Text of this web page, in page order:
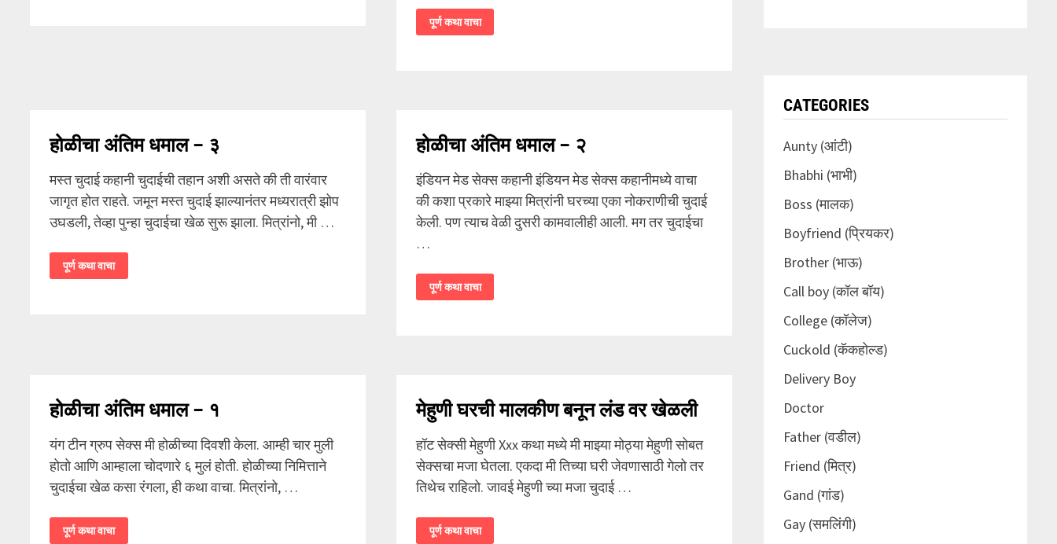
शेजारच्या
भाभीची
मालिशच्या
पूर्ण कथा वाचा
होळीचा अंतिम धमाल – ३
मस्त चुदाई कहानी चुदाईची तहान अशी असते की ती वारंवार
जागृत होत राहते. जमून मस्त चुदाई झाल्यानंतर मध्यरात्री झोप
उघडली, तेव्हा पुन्हा चुदाईचा खेळ सुरू झाला. मित्रांनो, मी …
होळीचा
अंतिम
धमाल
पूर्ण कथा वाचा
होळीचा अंतिम धमाल – २
इंडियन मेड सेक्स कहानी इंडियन मेड सेक्स कहानीमध्ये वाचा
की कशा प्रकारे माझ्या मित्रांनी घरच्या एका नोकराणीची चुदाई
केली. पण त्याच वेळी दुसरी कामवालीही आली. मग तर चुदाईचा
…
होळीचा
अंतिम
धमाल
पूर्ण कथा वाचा
होळीचा अंतिम धमाल – १
यंग टीन ग्रुप सेक्स मी होळीच्या दिवशी केला. आम्ही चार मुली
होतो आणि आम्हाला चोदणारे ६ मुलं होती. होळीच्या निमित्ताने
चुदाईचा खेळ कसा रंगला, ही कथा वाचा. मित्रांनो, …
होळीचा
अंतिम
पूर्ण कथा वाचा
मेहुणी घरची मालकीण बनून लंड वर खेळली
हॉट सेक्सी मेहुणी Xxx कथा मध्ये मी माझ्या मोठ्या मेहुणी सोबत
सेक्सचा मजा घेतला. एकदा मी तिच्या घरी जेवणासाठी गेलो तर
तिथेच राहिलो. जावई मेहुणी च्या मजा चुदाई …
मेहुणी
घरची
पूर्ण कथा वाचा
CATEGORIES
Aunty (आंटी)
Bhabhi (भाभी)
Boss (मालक)
Boyfriend (प्रियकर)
Brother (भाऊ)
Call boy (कॉल बॉय)
College (कॉलेज)
Cuckold (कॅकहोल्ड)
Delivery Boy
Doctor
Father (वडील)
Friend (मित्र)
Gand (गांड)
Gay (समलिंगी)